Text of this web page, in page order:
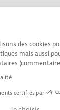
des cookies
mais aussi
certifiés par
en contact :
de
Propulsé par
de